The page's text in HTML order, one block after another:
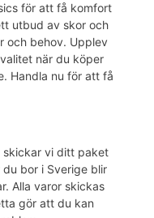
för att få komfort
utbud av skor och
och behov. Upplev
när du köper
Handla nu för att få
skickar vi ditt paket
bor i Sverige blir
Alla varor skickas
gör att du kan